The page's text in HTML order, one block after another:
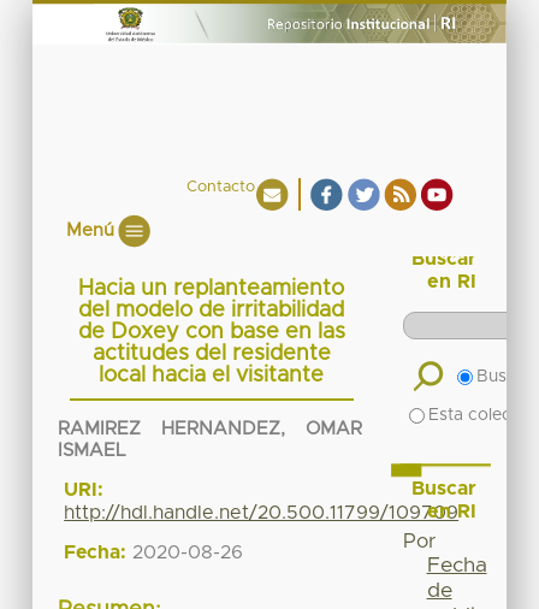
Contacto
Menú
Hacia un replanteamiento
del modelo de irritabilidad
de Doxey con base en las
actitudes del residente
local hacia el visitante
RAMIREZ HERNANDEZ, OMAR
ISMAEL
URI:
http://hdl.handle.net/20.500.11799/109709
Fecha: 2020-08-26
Buscar
en RI
Buscar
Esta
Buscar
en RI
Por
Fecha
de